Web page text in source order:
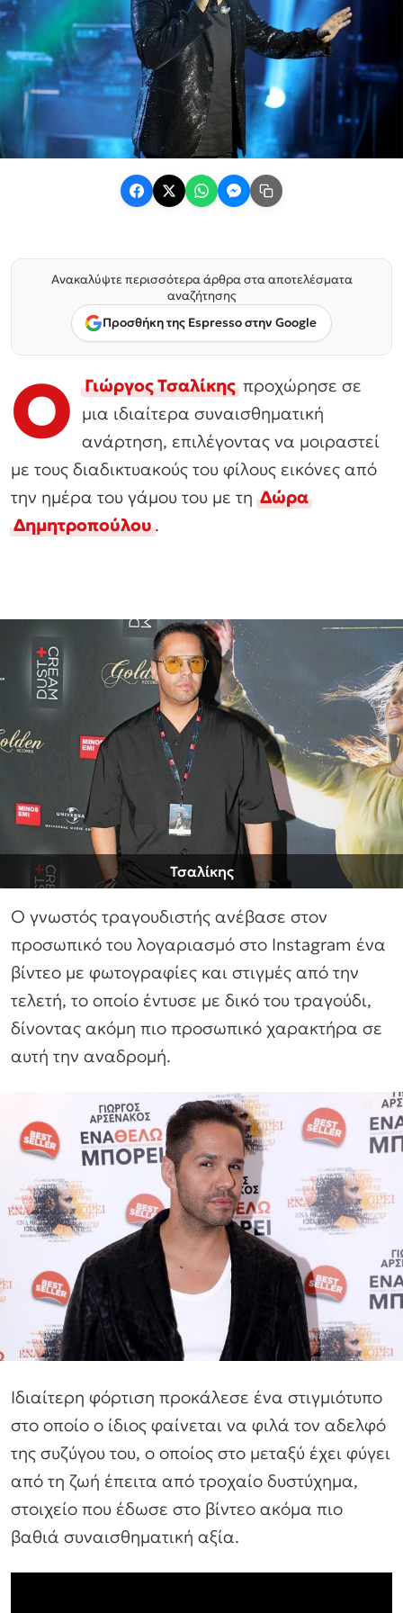
Ανακαλύψτε περισσότερα άρθρα στα αποτελέσματα
αναζήτησης
Προσθήκη της Espresso στην Google
Ο Γιώργος Τσαλίκηςπροχώρησε σε
μια ιδιαίτερα συναισθηματική
ανάρτηση, επιλέγοντας να μοιραστεί
με τους διαδικτυακούς του φίλους εικόνες από
την ημέρα του γάμου του με τηΔώρα
Δημητροπούλου.
Τσαλίκης
Ο γνωστός τραγουδιστής ανέβασε στον
προσωπικό του λογαριασμό στο Instagram ένα
βίντεο με φωτογραφίες και στιγμές από την
τελετή, το οποίο έντυσε με δικό του τραγούδι,
δίνοντας ακόμη πιο προσωπικό χαρακτήρα σε
αυτή την αναδρομή.
Ιδιαίτερη φόρτιση προκάλεσε ένα στιγμιότυπο
στο οποίο ο ίδιος φαίνεται να φιλά τον αδελφό
της συζύγου του, ο οποίος στο μεταξύ έχει φύγει
από τη ζωή έπειτα από τροχαίο δυστύχημα,
στοιχείο που έδωσε στο βίντεο ακόμα πιο
βαθιά συναισθηματική αξία.